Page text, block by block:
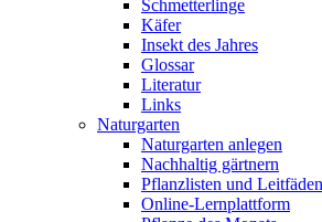
Schmetterlinge
Käfer
Insekt des Jahres
Glossar
Literatur
Links
Naturgarten
Naturgarten anlegen
Nachhaltig gärtnern
Pflanzlisten und Leitfäden
Online-Lernplattform